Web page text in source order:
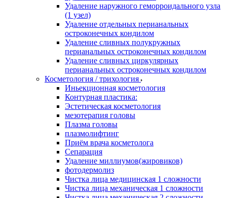
Удаление наружного геморроидального узла
(1 узел)
Удаление отдельных перианальных
остроконечных кондилом
Удаление сливных полукружных
перианальных остроконечных кондилом
Удаление сливных циркулярных
перианальных остроконечных кондилом
Косметология / трихология
Иньекционная косметология
Контурная пластика:
Эстетическая косметология
мезотерапия головы
Плазма головы
плазмолифтинг
Приём врача косметолога
Сепарация
Удаление миллиумов(жировиков)
фотодермолиз
Чистка лица медицинская 1 сложности
Чистка лица механическая 1 сложности